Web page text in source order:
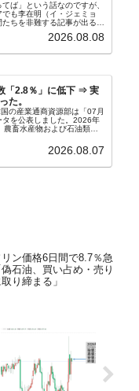
ば」という話なのですが、
も李在明（イ・ジェミョ
ちを非難する記事が出るよ
ちろん株価の暴落についてで
記事が出ています。「東西南
2026.08.08
「2.8％」に低下 ⇒ 実
た。
の産業通商資源部は「07月
を公表しました。2026年
畜水産物および石油類の
％）となり、上昇率は前...
2026.08.07
リン価格6日間で8.7％急
石油、買い占め・売り
り締まる」